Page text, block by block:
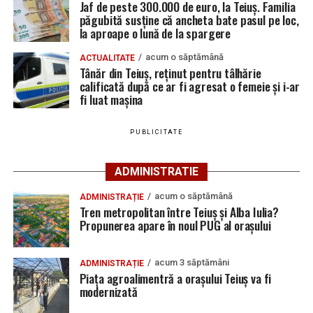
Urmărește Ziarul Unirea pe Social Media
YouTube Instagram WhatsApp
Jaf de peste 300.000 de euro, la Teiuș. Familia
păgubită susține că ancheta bate pasul pe loc, la
aproape o lună de la spargere
Locuri de muncă în Sântimbru, disponibile la 4
august 2026. AJOFM Alba a publicat lista posturilor
vacante
Locuri de muncă în Galda de Jos, disponibile la 4
august 2026. AJOFM Alba a publicat lista posturilor
pentru control un ansamblu format dintr-un tractor și
o remorcă ce nu avea aplicate numere de înmatriculare.
În urma verificărilor, oamenii legii au constatat că
șoferul, un bărbat de 65 de ani din Galda de Jos,
deține permis de conducere pentru nicio categorie
de vehicule
, iar remorca tractată
cercetările sub aspectul săvârșirii infracțiunilor de
conducere fără permis de conducere
circulație sau conducerea unui vehicul
neînmatriculat.
Adaugă teiusinfo.ro ca sursă
preferată pe Google
Jaf de peste 300.000 de euro, la Teiuș. Familia
păgubită susține că ancheta bate pasul pe loc,
la aproape o lună de la spargere
ACTUALITATE acum o săptămână
Tânăr din Teiuș, reținut pentru tâlhărie
calificată după ce ar fi agresat o femeie și i-ar
fi luat mașina
PUBLICITATE
ADMINISTRATIE
ADMINISTRAȚIE acum o săptămână
Tren metropolitan între Teiuș și Alba Iulia?
Propunerea apare în noul PUG al orașului
ADMINISTRAȚIE acum 3 săptămâni
Piața agroalimentră a orașului Teiuș va fi
modernizată